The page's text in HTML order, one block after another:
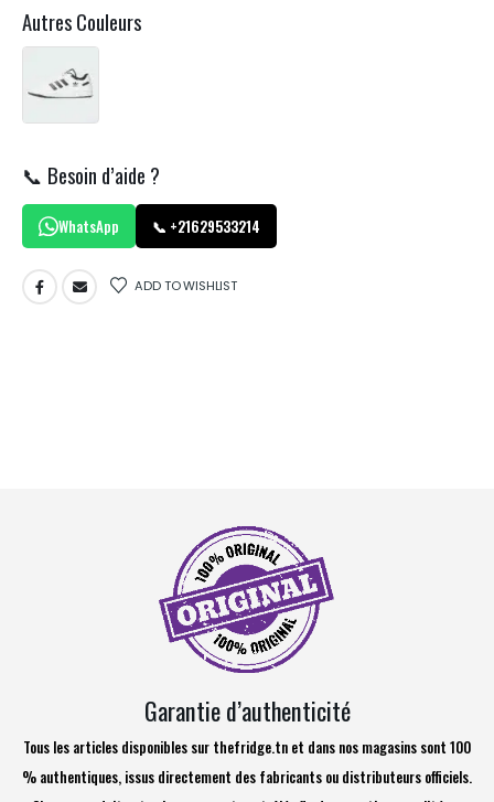
Autres Couleurs
📞 Besoin d’aide ?
WhatsApp 📞 +21629533214
ADD TO WISHLIST
Garantie d’authenticité
Tous les articles disponibles sur thefridge.tn et dans nos magasins sont 100
% authentiques, issus directement des fabricants ou distributeurs officiels.